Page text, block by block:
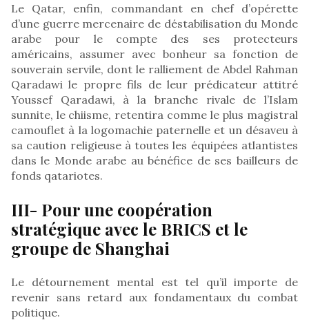
Le Qatar, enfin, commandant en chef d’opérette
d’une guerre mercenaire de déstabilisation du Monde
arabe pour le compte des ses protecteurs
américains, assumer avec bonheur sa fonction de
souverain servile, dont le ralliement de Abdel Rahman
Qaradawi le propre fils de leur prédicateur attitré
Youssef Qaradawi, à la branche rivale de l’Islam
sunnite, le chiisme, retentira comme le plus magistral
camouflet à la logomachie paternelle et un désaveu à
sa caution religieuse à toutes les équipées atlantistes
dans le Monde arabe au bénéfice de ses bailleurs de
fonds qatariotes.
III- Pour une coopération
stratégique avec le BRICS et le
groupe de Shanghai
Le détournement mental est tel qu’il importe de
revenir sans retard aux fondamentaux du combat
politique.